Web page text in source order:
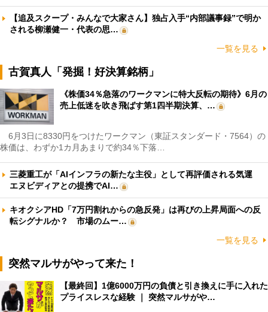
【追及スクープ・みんなで大家さん】独占入手“内部議事録”で明か
される柳瀬健一・代表の思…
一覧を見る
古賀真人「発掘！好決算銘柄」
《株価34％急落のワークマンに特大反転の期待》6月の
売上低迷を吹き飛ばす第1四半期決算、…
6月3日に8330円をつけたワークマン（東証スタンダード・7564）の
株価は、わずか1カ月あまりで約34％下落…
三菱重工が「AIインフラの新たな主役」として再評価される気運
エヌビディアとの提携でAI…
キオクシアHD「7万円割れからの急反発」は再びの上昇局面への反
転シグナルか？ 市場のムー…
一覧を見る
突然マルサがやって来た！
【最終回】1億6000万円の負債と引き換えに手に入れた
プライスレスな経験 ｜ 突然マルサがや…